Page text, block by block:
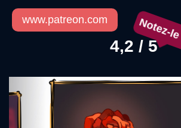
www.patreon.com Notez-
4,2 / 5
Précédent